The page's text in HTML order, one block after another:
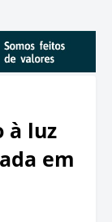
à luz
em